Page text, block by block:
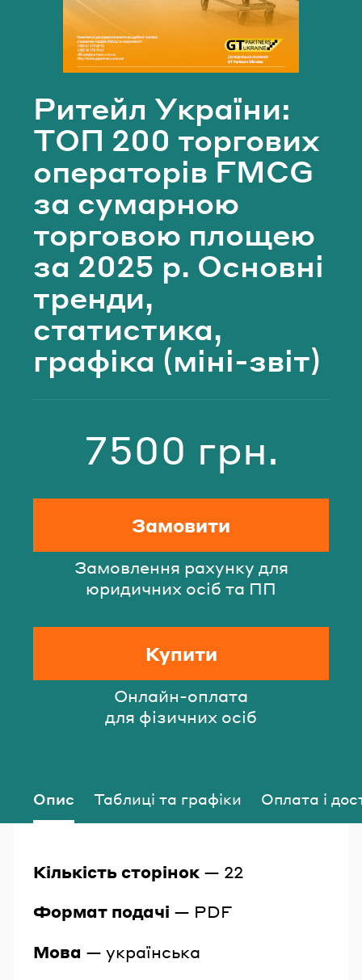
Ритейл України:
ТОП 200 торгових
операторів FMCG
за сумарною
торговою площею
за 2025 р. Основні
тренди,
статистика,
графіка (міні-звіт)
Вартість7500 грн.
Замовити
Замовлення рахунку для
юридичних осіб та ПП
Купити
Онлайн-оплата
для фізичних осіб
Опис Таблиці та графіки Оплата і
Кількістьсторінок — 22
Формат подачі — PDF
Мова — українська
Телефон*
Email*
НАДІСЛАТИ
Email
Забули пароль?
УВІЙТИ